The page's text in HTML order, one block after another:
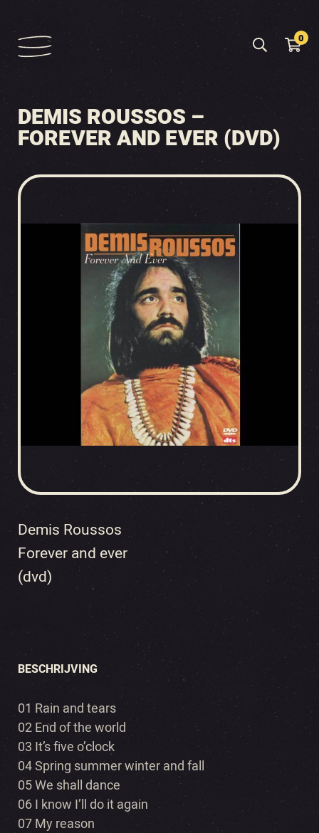
0
DEMIS ROUSSOS –
FOREVER AND EVER (DVD)
Demis Roussos
Forever and ever
(dvd)
BESCHRIJVING
01 Rain and tears
02 End of the world
03 It’s five o’clock
04 Spring summer winter and fall
05 We shall dance
06 I know I’ll do it again
07 My reason